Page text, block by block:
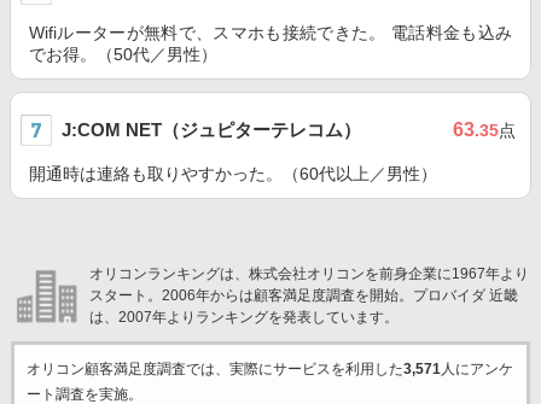
Wifiルーターが無料で、スマホも接続できた。 電話料金も込み
でお得。（50代／男性）
J:COM NET（ジュピターテレコム） 63.35点
開通時は連絡も取りやすかった。（60代以上／男性）
オリコンランキングは、株式会社オリコンを前身企業に1967年より
スタート。2006年からは顧客満足度調査を開始。プロバイダ 近畿
は、2007年よりランキングを発表しています。
オリコン顧客満足度調査では、実際にサービスを利用した3,571人にアンケ
ート調査を実施。